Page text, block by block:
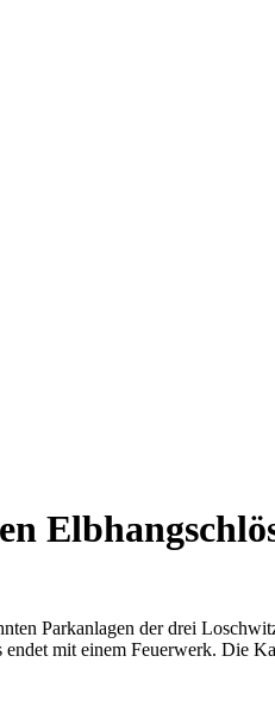
Parkanlagen der drei
mit einem Feuerwerk. Die